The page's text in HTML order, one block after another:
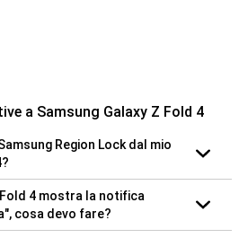
a Samsung Galaxy Z Fold 4
Region Lock dal mio
Fold 4 mostra la notifica
cosa devo fare?